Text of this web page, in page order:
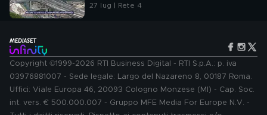
27 lug | Rete 4
Copyright ©1999-2026 RTI Business Digital - RTI S.p.A.: p. iva
03976881007 - Sede legale: Largo del Nazareno 8, 00187 Roma.
Uffici: Viale Europa 46, 20093 Cologno Monzese (MI) - Cap. Soc.
int. vers. € 500.000.007 - Gruppo MFE Media For Europe N.V. -